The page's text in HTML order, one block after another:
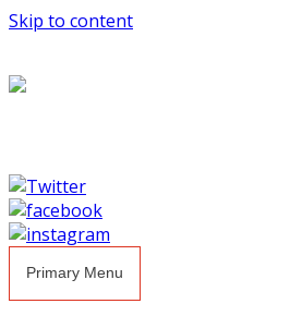
Skip to content
Primary Menu